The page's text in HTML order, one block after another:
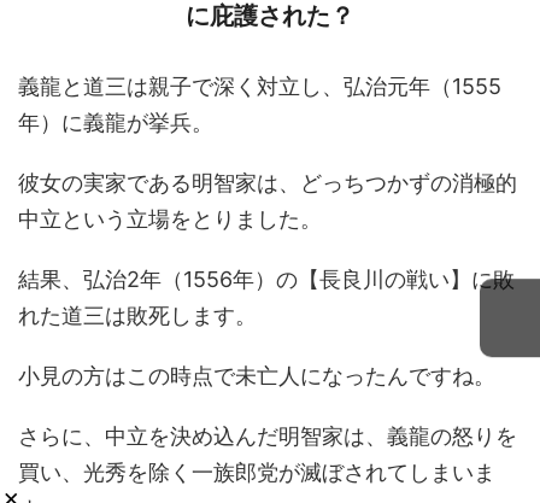
に庇護された？
義龍と道三は親子で深く対立し、弘治元年（1555
年）に義龍が挙兵。
彼女の実家である明智家は、どっちつかずの消極的
中立という立場をとりました。
結果、弘治2年（1556年）の【長良川の戦い】に敗
れた道三は敗死します。
小見の方はこの時点で未亡人になったんですね。
さらに、中立を決め込んだ明智家は、義龍の怒りを
買い、光秀を除く一族郎党が滅ぼされてしまいま